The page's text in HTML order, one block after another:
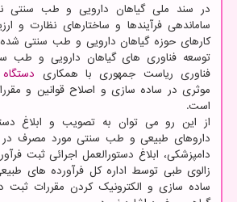
در سند ملی گیاهان دارویی و طب سنتی
ساماندهی فرآیندها و ساختارهای نظارت و
کارهای حوزه گیاهان دارویی و طب سنتی
توسعه فناوری های گیاهان دارویی و طب
فناوری ریاست جمهوری با همکاری دستگاه
موثری در ساده سازی و اصلاح قوانین و
است.
از این رو می توان به تصویب و ابلاغ
داروهای طبیعی و طب سنتی مورد مصرف در
دامپزشکی، ابلاغ دستورالعمل اجرائی ثبت
زالوی طبی توسط اداره کل فرآورده های
ساده سازی و الکترونیک کردن مقررات ثبت